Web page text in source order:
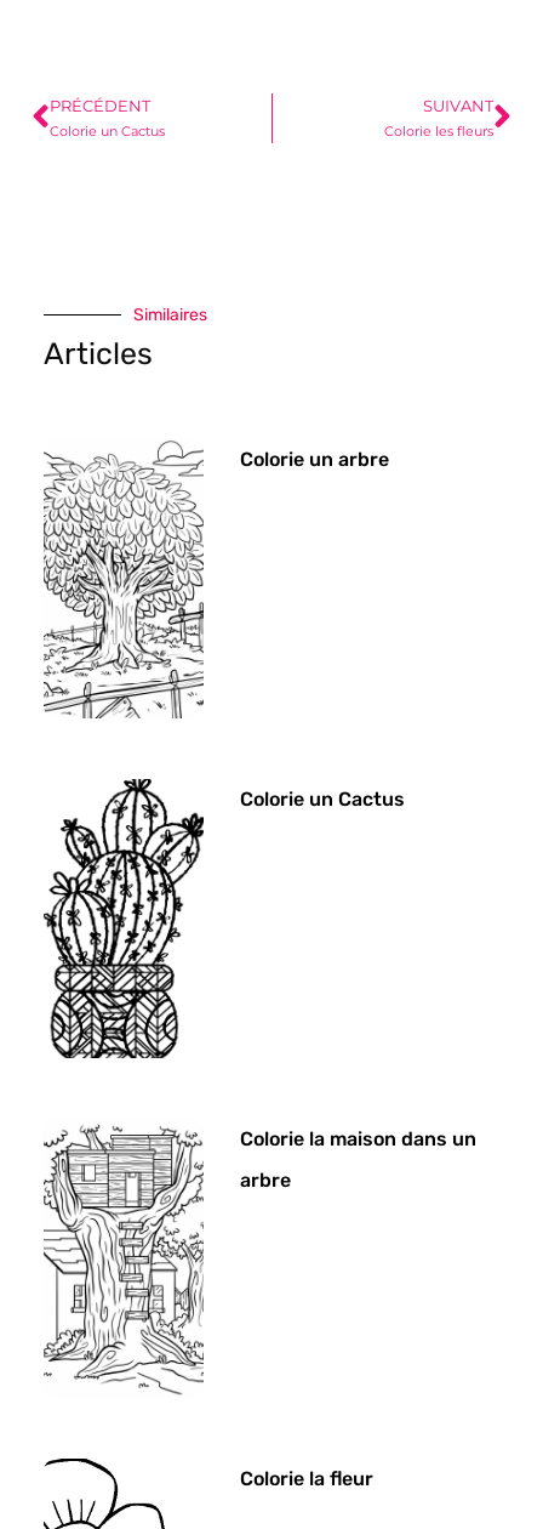
PRÉCÉDENT
Colorie un Cactus
SUIVANT
Colorie les fleurs
Similaires
Articles
Colorie un arbre
Colorie un Cactus
Colorie la maison dans un
arbre
Colorie la fleur